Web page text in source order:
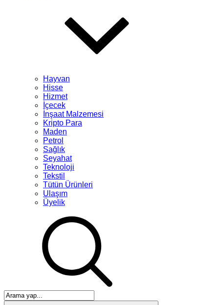
Hayvan
Hisse
Hizmet
İçecek
İnşaat Malzemesi
Kripto Para
Maden
Petrol
Sağlık
Seyahat
Teknoloji
Tekstil
Tütün Ürünleri
Ulaşım
Üyelik